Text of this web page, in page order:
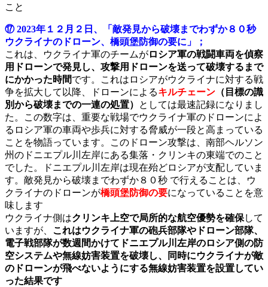
こと
⑰ 2023年１２月２日、「敵発見から破壊までわずか８０秒
ウクライナのドローン、橋頭堡防御の要に」；
これは、ウクライナ軍のチームがロシア軍の戦闘車両を偵察
用ドローンで発見し、 攻撃用ドローンを送って破壊するまで
にかかった時間です。これはロシアがウクライナに対する戦
争を拡大して以降、ドローンによるキルチェーン （目標の識
別から破壊までの一連の処置）
としては最速記録になりまし
た。この数字は、重要な戦場でウクライナ軍のドローンによ
るロシア軍の車両や歩兵に対する脅威が一段と高まっている
ことを物語っています。このドローン攻撃は、南部ヘルソン
州のドニエプル川左岸にある集落・クリンキの東端でのこと
でした。ドニエプル川左岸は現在殆どロシアが支配していま
す。敵発見から破壊までわずか８０秒 で行えることは、ウ
クライナのドローンが橋頭堡防御の要になっていることを意
味します
ウクライナ側はクリンキ上空で局所的な航空優勢を確保して
いますが、 これはウクライナ軍の砲兵部隊やドローン部隊、
電子戦部隊が数週間かけてドニエプル川左岸のロシア側の防
空システムや無線妨害装置を破壊し、同時にウクライナが敵
のドローンが飛べないようにする無線妨害装置を設置してい
った結果です